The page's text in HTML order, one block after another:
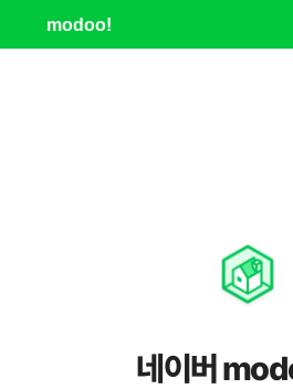
modoo!
네이버